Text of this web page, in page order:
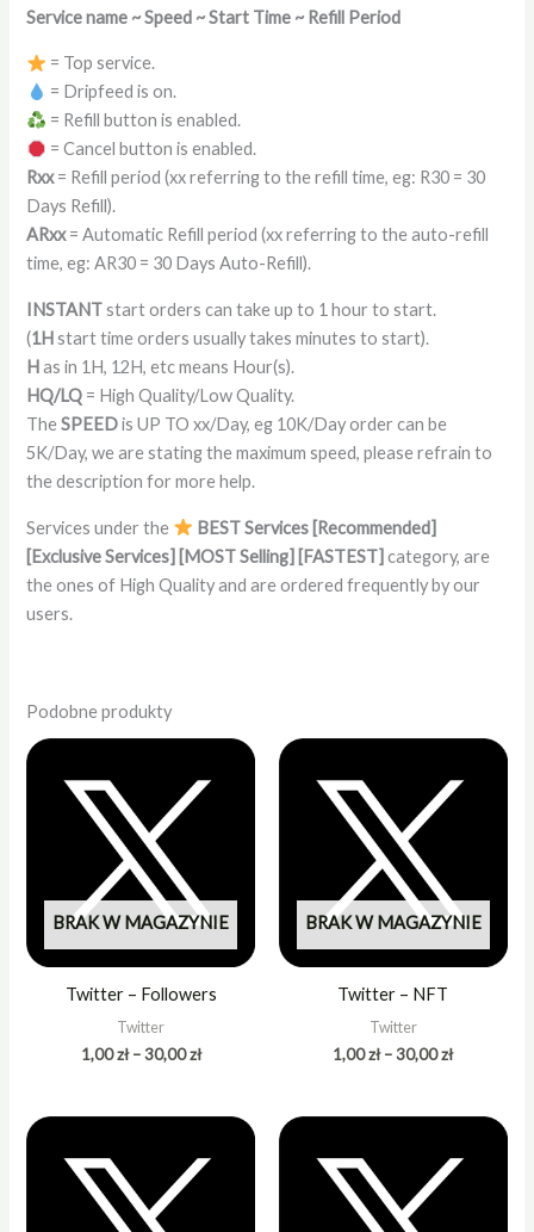
Service name ~ Speed ~ Start Time ~ Refill Period
= Top service.
= Dripfeed is on.
= Refill button is enabled.
= Cancel button is enabled.
Rxx= Refill period (xx referring to the refill time, eg: R30 = 30
Days Refill).
ARxx= Automatic Refill period (xx referring to the auto-refill
time, eg: AR30 = 30 Days Auto-Refill).
INSTANTstart orders can take up to 1 hour to start.
(1Hstart time orders usually takes minutes to start).
Has in 1H, 12H, etc means Hour(s).
HQ/LQ = High Quality/Low Quality.
TheSPEEDis UP TO xx/Day, eg 10K/Day order can be
5K/Day, we are stating the maximum speed, please refrain to
the description for more help.
Services under the
BEST Services [Recommended]
[Exclusive Services] [MOST Selling] [FASTEST] category, are
the ones of High Quality and are ordered frequently by our
users.
Podobne produkty
BRAK W MAGAZYNIE
Twitter – Followers
Twitter
1,00zł – 30,00zł
Zakres
od
BRAK W MAGAZYNIE
Twitter – NFT
Twitter
1,00zł – 30,00zł
Zakres
od
Zakres
od
Zakres
od